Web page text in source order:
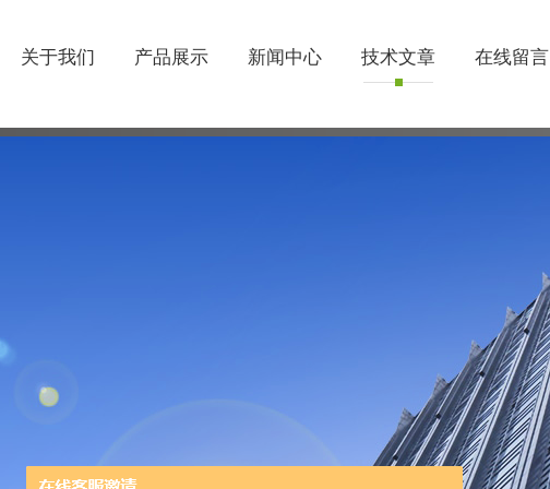
关于我们 产品展示 新闻中心 技术文章 在线留言